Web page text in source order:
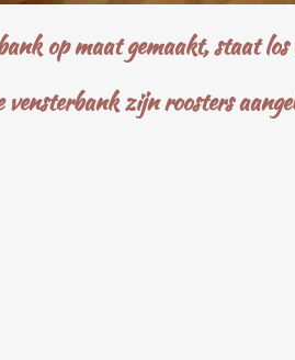
op maat gemaakt, staat
vensterbank zijn roosters